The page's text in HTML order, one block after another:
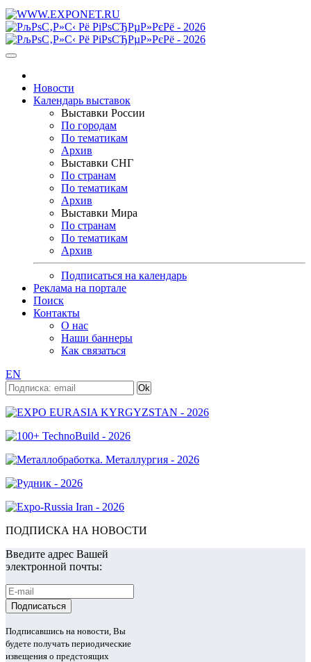
Новости
Календарь выставок
Выставки России
По городам
По тематикам
Архив
Выставки СНГ
По странам
По тематикам
Архив
Выставки Мира
По странам
По тематикам
Архив
Подписаться на календарь
Реклама на портале
Поиск
Контакты
О нас
Наши баннеры
Как связаться
EN
ПОДПИСКА НА НОВОСТИ
Введите адрес Вашей
электронной почты:
Подписавшись на новости, Вы
будете получать периодические
извещения о предстоящих